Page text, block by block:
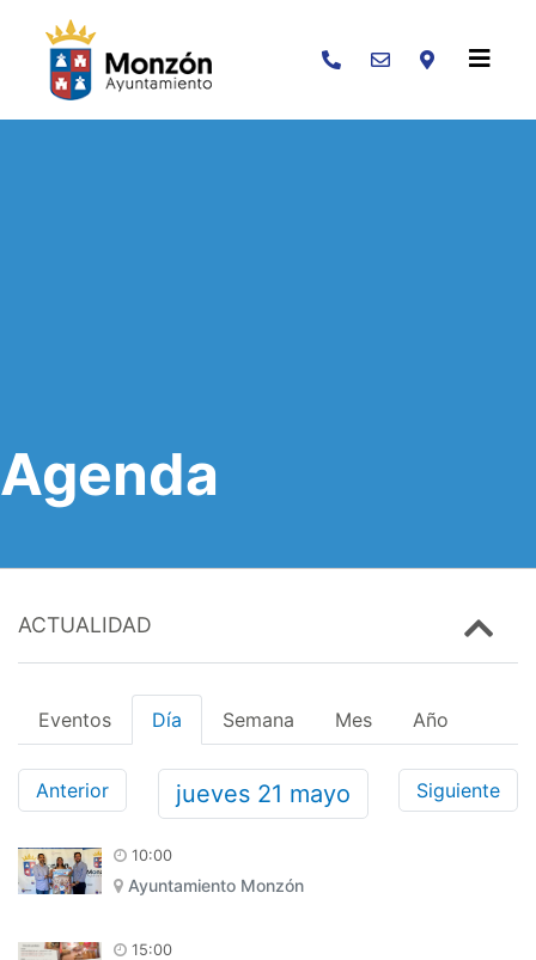
Buscar
Agenda
ACTUALIDAD
Eventos Día Semana Mes Año
Anterior jueves 21 mayo Siguiente
10:00
Ayuntamiento Monzón
15:00